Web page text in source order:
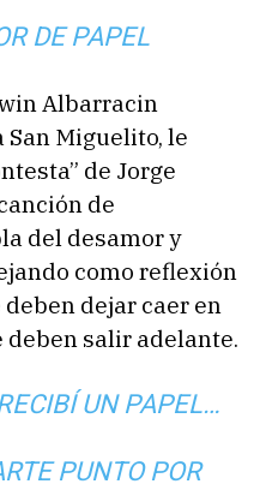
DE PAPEL
Albarracin
Miguelito, le
de Jorge
de
del desamor y
como reflexión
dejar caer en
salir adelante.
UN PAPEL…
PUNTO POR